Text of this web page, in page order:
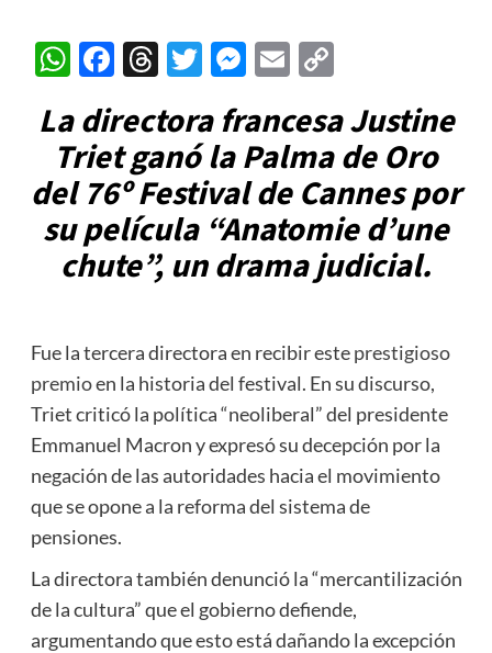
WhatsApp
Facebook
Threads
Twitter
Messenger
EmailCopy
La directora francesa Justine
Triet ganó la Palma de Oro
del 76º Festival de Cannes por
su película “Anatomie d’une
chute”, un drama judicial.
Fue la tercera directora en recibir esteprestigioso
premioen la historia del festival. En su discurso,
Triet criticó la política “neoliberal” del presidente
Emmanuel Macron y expresó su decepción por la
negación de las autoridades hacia el movimiento
que se opone a la reforma del sistema de
pensiones.
La directora también denunció la “mercantilización
de la cultura” que el gobierno defiende,
argumentando que esto está dañando la excepción